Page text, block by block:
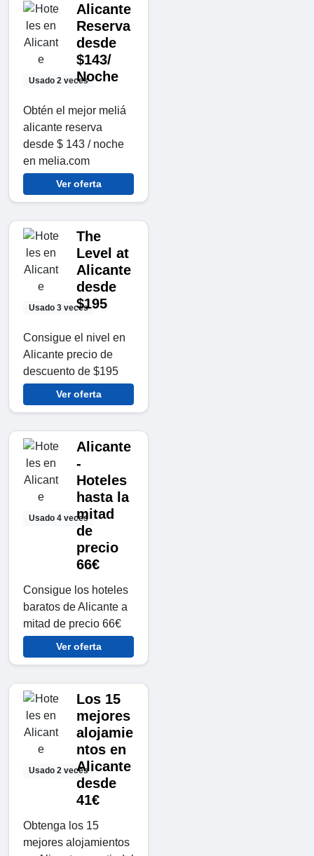
Usado 2 veces
Alicante
Reserva
desde
$143/
Noche
Obtén el mejor meliá
alicante reserva
desde $ 143 / noche
en melia.com
Ver oferta
Usado 3 veces
The
Level at
Alicante
desde
$195
Consigue el nivel en
Alicante precio de
descuento de $195
Ver oferta
Usado 4 veces
Alicante
-
Hoteles
hasta la
mitad
de
precio
66€
Consigue los hoteles
baratos de Alicante a
mitad de precio 66€
Ver oferta
Usado 2 veces
Los 15
mejores
alojamie
ntos en
Alicante
desde
41€
Obtenga los 15
mejores alojamientos